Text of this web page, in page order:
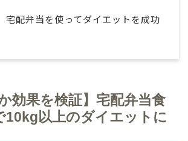
宅配弁当を使ってダイエットを成功
効果を検証】宅配弁当食
10kg以上のダイエットに